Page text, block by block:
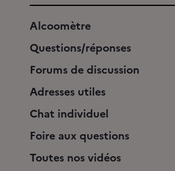
Alcoomètre
Questions/réponses
Forums de discussion
Adresses utiles
Chat individuel
Foire aux questions
Toutes nos vidéos